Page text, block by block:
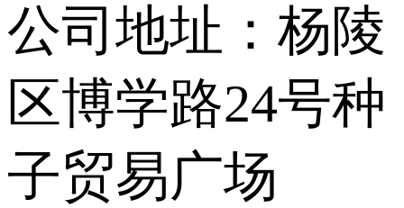
公司地址：杨陵
区博学路24号种
子贸易广场